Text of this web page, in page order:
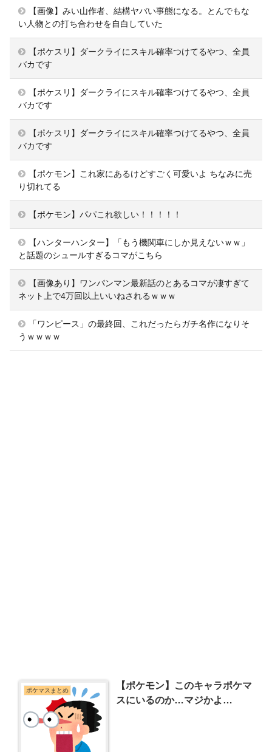
【画像】みい山作者、結構ヤバい事態になる。とんでもな
い人物との打ち合わせを自白していた
【ポケスリ】ダークライにスキル確率つけてるやつ、全員
バカです
【ポケスリ】ダークライにスキル確率つけてるやつ、全員
バカです
【ポケスリ】ダークライにスキル確率つけてるやつ、全員
バカです
【ポケモン】これ家にあるけどすごく可愛いよ ちなみに売
り切れてる
【ポケモン】パパこれ欲しい！！！！！
【ハンターハンター】「もう機関車にしか見えないｗｗ」
と話題のシュールすぎるコマがこちら
【画像あり】ワンパンマン最新話のとあるコマが凄すぎて
ネット上で4万回以上いいねされるｗｗｗ
「ワンピース」の最終回、これだったらガチ名作になりそ
うｗｗｗｗ
ポケマスまとめ
【ポケモン】このキャラポケマ
スにいるのか…マジかよ…